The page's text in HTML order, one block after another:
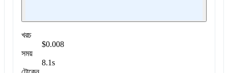
খরচ
$0.008
সময়
8.1s